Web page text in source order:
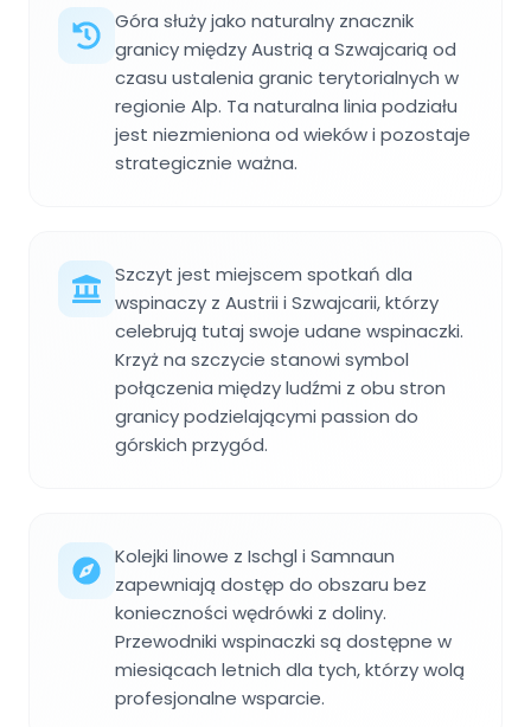
Góra służy jako naturalny znacznik
granicy między Austrią a Szwajcarią od
czasu ustalenia granic terytorialnych w
regionie Alp. Ta naturalna linia podziału
jest niezmieniona od wieków i pozostaje
strategicznie ważna.
Szczyt jest miejscem spotkań dla
wspinaczy z Austrii i Szwajcarii, którzy
celebrują tutaj swoje udane wspinaczki.
Krzyż na szczycie stanowi symbol
połączenia między ludźmi z obu stron
granicy podzielającymi passion do
górskich przygód.
Kolejki linowe z Ischgl i Samnaun
zapewniają dostęp do obszaru bez
konieczności wędrówki z doliny.
Przewodniki wspinaczki są dostępne w
miesiącach letnich dla tych, którzy wolą
profesjonalne wsparcie.